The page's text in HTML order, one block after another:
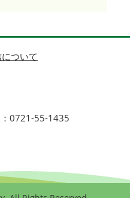
について
0721-55-1435